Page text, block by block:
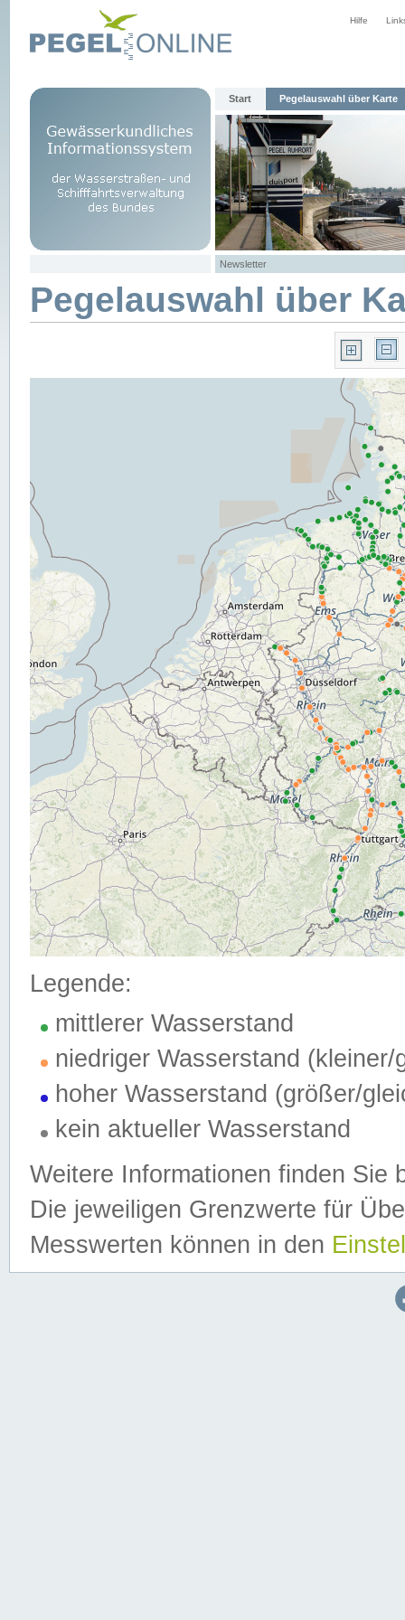
Hilfe
Start Pegelauswahl über Karte
Newsletter
Pegelauswahl über
Legende:
mittlerer Wasserstand
niedriger Wasserstand (kleiner/
hoher Wasserstand (größer/
kein aktueller Wasserstand
Weitere Informationen finden Sie
Die jeweiligen Grenzwerte für
Messwerten können in den